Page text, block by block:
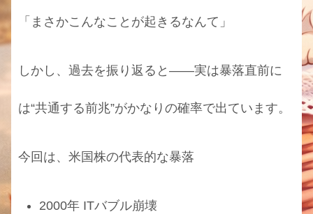
「まさかこんなことが起きるなんて」
しかし、過去を振り返ると――実は暴落直前に
は“共通する前兆”がかなりの確率で出ています。
今回は、米国株の代表的な暴落
2000年 ITバブル崩壊